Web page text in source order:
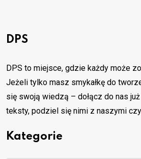
DPS
DPS to miejsce, gdzie każdy może
Jeżeli tylko masz smykałkę do
się swoją wiedzą – dołącz do nas
teksty, podziel się nimi z naszymi
Kategorie